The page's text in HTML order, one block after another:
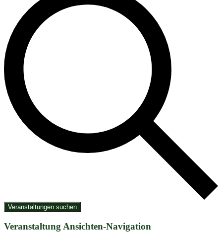
Veranstaltungen suchen
Veranstaltung Ansichten-Navigation